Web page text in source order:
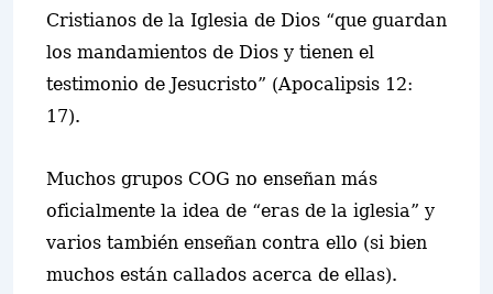
Cristianos de la Iglesia de Dios “que guardan
los mandamientos de Dios y tienen el
testimonio de Jesucristo” (Apocalipsis 12:
17).
Muchos grupos COG no enseñan más
oficialmente la idea de “eras de la iglesia” y
varios también enseñan contra ello (si bien
muchos están callados acerca de ellas).